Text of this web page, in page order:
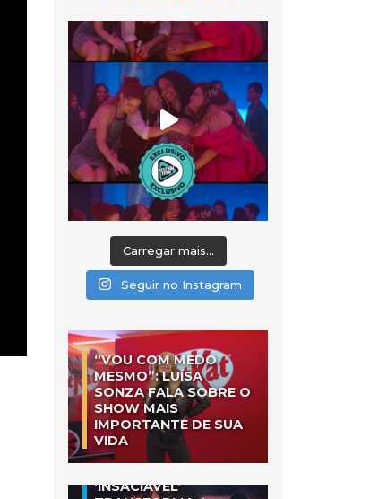
Carregar mais...
Seguir no Instagram
“VOU COM MEDO
MESMO”: LUÍSA
SONZA FALA SOBRE O
SHOW MAIS
IMPORTANTE DE SUA
VIDA
‘INSACIÁVEL’